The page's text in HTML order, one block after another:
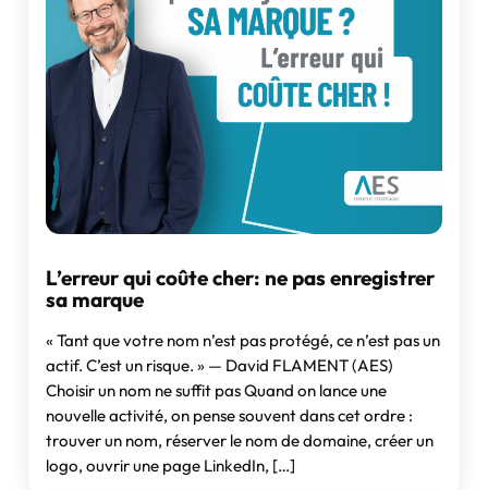
L’erreur qui coûte cher: ne pas enregistrer
sa marque
« Tant que votre nom n’est pas protégé, ce n’est pas un
actif. C’est un risque. » — David FLAMENT (AES)
Choisir un nom ne suffit pas Quand on lance une
nouvelle activité, on pense souvent dans cet ordre :
trouver un nom, réserver le nom de domaine, créer un
logo, ouvrir une page LinkedIn, […]